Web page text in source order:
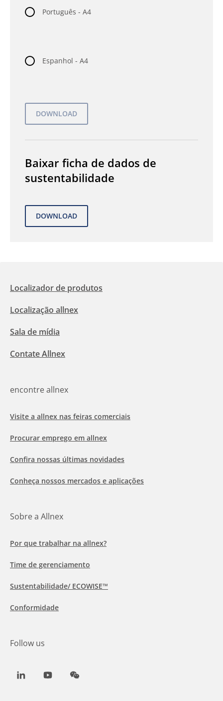
Português - A4
Espanhol - A4
Baixar ficha de dados de
sustentabilidade
Localizador de produtos
Localização allnex
Sala de mídia
Contate Allnex
encontre allnex
Visite a allnex nas feiras comerciais
Procurar emprego em allnex
Confira nossas últimas novidades
Conheça nossos mercados e aplicações
Sobre a Allnex
Por que trabalhar na allnex?
Time de gerenciamento
Sustentabilidade/ ECOWISE™
Conformidade
Follow us
LinkedInYoutubeWeChat